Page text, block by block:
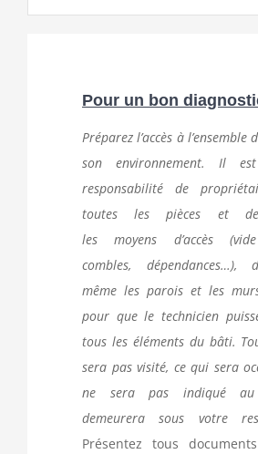
Pour un bon
Préparez l’accès à l’ensemble
son environnement. Il
responsabilité de
toutes les pièces et
lesmoyens d’accès
combles, dépendances…),
même les parois et les
pour que le technicien
tous les éléments du bâti.
sera pas visité, ce qui sera
ne sera pas indiqué au
demeurera sous votre
Présentez tous